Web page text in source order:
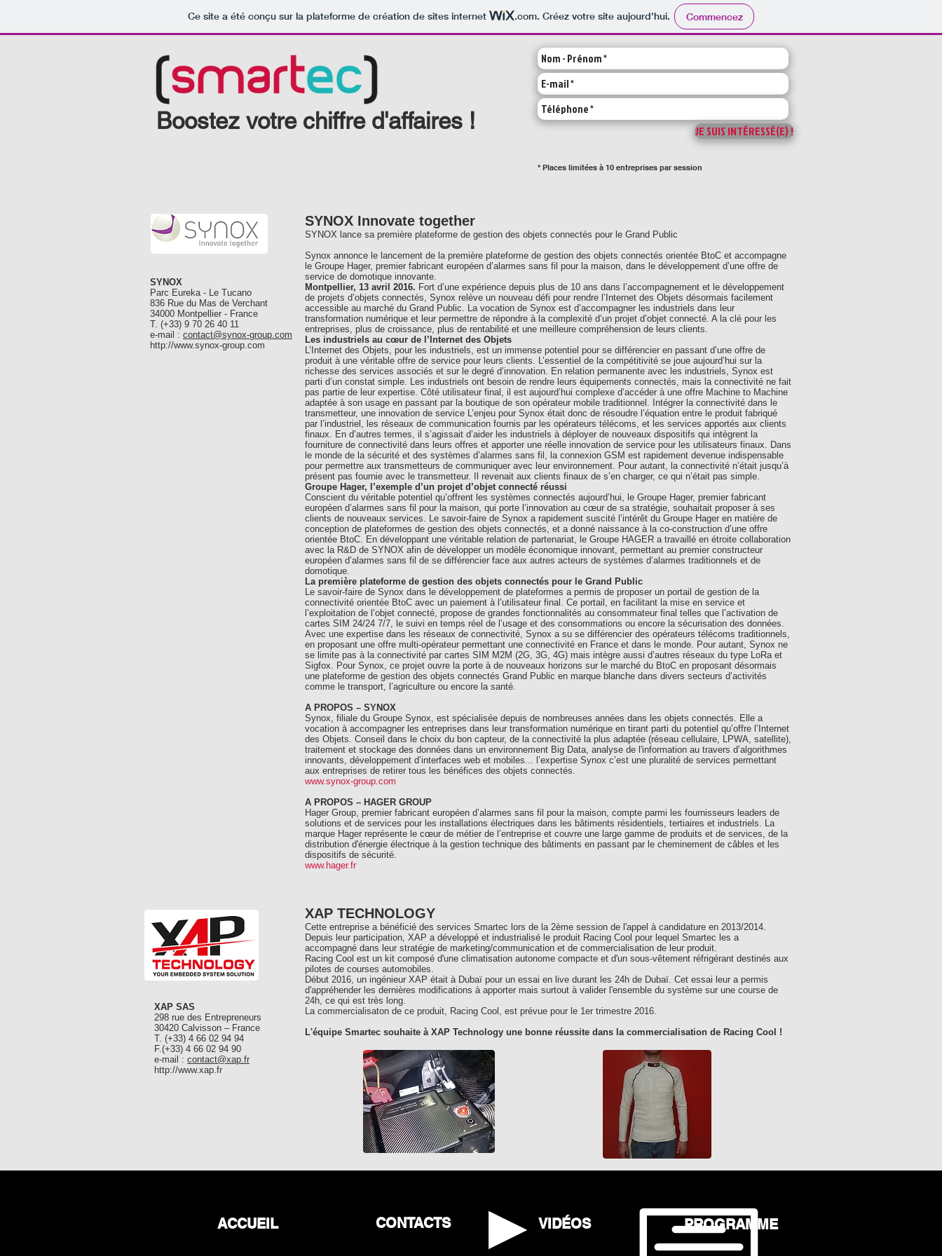
Ce site a été conçu sur la plateforme de création de sites internet .com. Créez votre site aujourd'hui. Commencez
Smartec
Boostez votre chiffre d'affaires !
* Places limitées à 10 entreprises par session
JE SUIS INTÉRESSÉ(E) !
SYNOX Innovate together
SYNOX lance sa première plateforme de gestion des objets connectés pour le Grand Public
Synox annonce le lancement de la première plateforme de gestion des objets connectés orientée BtoC et accompagne
le Groupe Hager, premier fabricant européen d’alarmes sans fil pour la maison, dans le développement d’une offre de
service de domotique innovante.
Montpellier, 13 avril 2016. Fort d’une expérience depuis plus de 10 ans dans l’accompagnement et le développement
de projets d’objets connectés, Synox relève un nouveau défi pour rendre l’Internet des Objets désormais facilement
accessible au marché du Grand Public. La vocation de Synox est d’accompagner les industriels dans leur
transformation numérique et leur permettre de répondre à la complexité d’un projet d’objet connecté. A la clé pour les
entreprises, plus de croissance, plus de rentabilité et une meilleure compréhension de leurs clients.
Les industriels au cœur de l’Internet des Objets
L’Internet des Objets, pour les industriels, est un immense potentiel pour se différencier en passant d’une offre de
produit à une véritable offre de service pour leurs clients. L’essentiel de la compétitivité se joue aujourd’hui sur la
richesse des services associés et sur le degré d’innovation. En relation permanente avec les industriels, Synox est
parti d’un constat simple. Les industriels ont besoin de rendre leurs équipements connectés, mais la connectivité ne fait
pas partie de leur expertise. Côté utilisateur final, il est aujourd’hui complexe d’accéder à une offre Machine to Machine
adaptée à son usage en passant par la boutique de son opérateur mobile traditionnel. Intégrer la connectivité dans le
transmetteur, une innovation de service L’enjeu pour Synox était donc de résoudre l’équation entre le produit fabriqué
par l’industriel, les réseaux de communication fournis par les opérateurs télécoms, et les services apportés aux clients
finaux. En d’autres termes, il s’agissait d’aider les industriels à déployer de nouveaux dispositifs qui intègrent la
fourniture de connectivité dans leurs offres et apporter une réelle innovation de service pour les utilisateurs finaux. Dans
le monde de la sécurité et des systèmes d’alarmes sans fil, la connexion GSM est rapidement devenue indispensable
pour permettre aux transmetteurs de communiquer avec leur environnement. Pour autant, la connectivité n’était jusqu’à
présent pas fournie avec le transmetteur. Il revenait aux clients finaux de s’en charger, ce qui n’était pas simple.
Groupe Hager, l’exemple d’un projet d’objet connecté réussi
Conscient du véritable potentiel qu’offrent les systèmes connectés aujourd’hui, le Groupe Hager, premier fabricant
européen d’alarmes sans fil pour la maison, qui porte l’innovation au cœur de sa stratégie, souhaitait proposer à ses
clients de nouveaux services. Le savoir-faire de Synox a rapidement suscité l’intérêt du Groupe Hager en matière de
conception de plateformes de gestion des objets connectés, et a donné naissance à la co-construction d’une offre
orientée BtoC. En développant une véritable relation de partenariat, le Groupe HAGER a travaillé en étroite collaboration
avec la R&D de SYNOX afin de développer un modèle économique innovant, permettant au premier constructeur
européen d’alarmes sans fil de se différencier face aux autres acteurs de systèmes d’alarmes traditionnels et de
domotique.
La première plateforme de gestion des objets connectés pour le Grand Public
Le savoir-faire de Synox dans le développement de plateformes a permis de proposer un portail de gestion de la
connectivité orientée BtoC avec un paiement à l’utilisateur final. Ce portail, en facilitant la mise en service et
l’exploitation de l’objet connecté, propose de grandes fonctionnalités au consommateur final telles que l’activation de
cartes SIM 24/24 7/7, le suivi en temps réel de l’usage et des consommations ou encore la sécurisation des données.
Avec une expertise dans les réseaux de connectivité, Synox a su se différencier des opérateurs télécoms traditionnels,
en proposant une offre multi-opérateur permettant une connectivité en France et dans le monde. Pour autant, Synox ne
se limite pas à la connectivité par cartes SIM M2M (2G, 3G, 4G) mais intègre aussi d’autres réseaux du type LoRa et
Sigfox. Pour Synox, ce projet ouvre la porte à de nouveaux horizons sur le marché du BtoC en proposant désormais
une plateforme de gestion des objets connectés Grand Public en marque blanche dans divers secteurs d’activités
comme le transport, l’agriculture ou encore la santé.
A PROPOS – SYNOX
Synox, filiale du Groupe Synox, est spécialisée depuis de nombreuses années dans les objets connectés. Elle a
vocation à accompagner les entreprises dans leur transformation numérique en tirant parti du potentiel qu’offre l’Internet
des Objets. Conseil dans le choix du bon capteur, de la connectivité la plus adaptée (réseau cellulaire, LPWA, satellite),
traitement et stockage des données dans un environnement Big Data, analyse de l'information au travers d’algorithmes
innovants, développement d’interfaces web et mobiles... l’expertise Synox c’est une pluralité de services permettant
aux entreprises de retirer tous les bénéfices des objets connectés.
www.synox-group.com
A PROPOS – HAGER GROUP
Hager Group, premier fabricant européen d’alarmes sans fil pour la maison, compte parmi les fournisseurs leaders de
solutions et de services pour les installations électriques dans les bâtiments résidentiels, tertiaires et industriels. La
marque Hager représente le cœur de métier de l’entreprise et couvre une large gamme de produits et de services, de la
distribution d'énergie électrique à la gestion technique des bâtiments en passant par le cheminement de câbles et les
dispositifs de sécurité.
www.hager.fr
SYNOX
Parc Eureka - Le Tucano
836 Rue du Mas de Verchant
34000 Montpellier - France
T. (+33) 9 70 26 40 11
e-mail : contact@synox-group.com
http://www.synox-group.com
XAP TECHNOLOGY
Cette entreprise a bénéficié des services Smartec lors de la 2ème session de l'appel à candidature en 2013/2014.
Depuis leur participation, XAP a développé et industrialisé le produit Racing Cool pour lequel Smartec les a
accompagné dans leur stratégie de marketing/communication et de commercialisation de leur produit.
Racing Cool est un kit composé d'une climatisation autonome compacte et d'un sous-vêtement réfrigérant destinés aux
pilotes de courses automobiles.
Début 2016, un ingénieur XAP était à Dubaï pour un essai en live durant les 24h de Dubaï. Cet essai leur a permis
d'appréhender les dernières modifications à apporter mais surtout à valider l'ensemble du système sur une course de
24h, ce qui est très long.
La commercialisaton de ce produit, Racing Cool, est prévue pour le 1er trimestre 2016.
L'équipe Smartec souhaite à XAP Technology une bonne réussite dans la commercialisation de Racing Cool !
XAP SAS
298 rue des Entrepreneurs
30420 Calvisson – France
T. (+33) 4 66 02 94 94
F.(+33) 4 66 02 94 90
e-mail : contact@xap.fr
http://www.xap.fr
CONTACTS VIDÉOS PROGRAMME
ACCUEIL